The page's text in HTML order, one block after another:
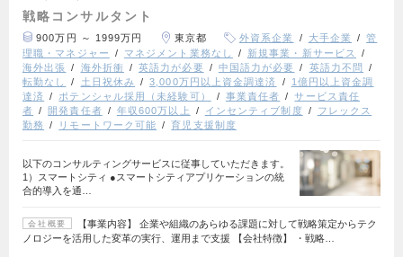
戦略コンサルタント
900万円 ～ 1999万円 東京都 外資系企業 大手企業
管
理職・マネジャー
マネジメント業務なし
新規事業・新サービス
海外出張
海外折衝 英語力が必要 中国語力が必要
英語力不問
転勤なし
土日祝休み 3,000万円以上資金調達済
1億円以上資金調
達済
ポテンシャル採用（未経験可） 事業責任者
サービス責任
者
開発責任者 年収600万以上 インセンティブ制度
フレックス
勤務
リモートワーク可能 育児支援制度
以下のコンサルティングサービスに従事していただきます。
1）スマートシティ ●スマートシティアプリケーションの統
合的導入を通…
会社概要
【事業内容】 企業や組織のあらゆる課題に対して戦略策定からテク
ノロジーを活用した変革の実行、運用まで支援 【会社特徴】 ・戦略…